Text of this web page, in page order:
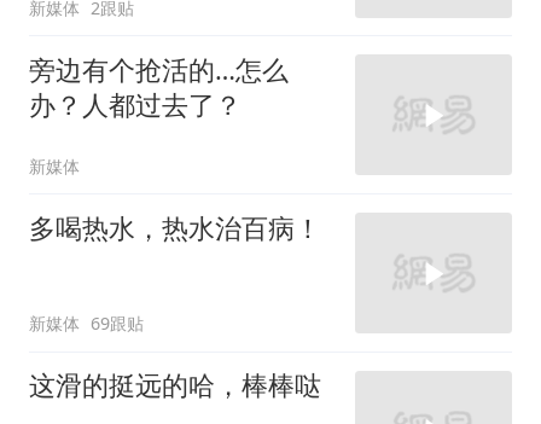
新媒体 2跟贴
旁边有个抢活的…怎么
办？人都过去了？
新媒体
多喝热水，热水治百病！
新媒体 69跟贴
这滑的挺远的哈，棒棒哒